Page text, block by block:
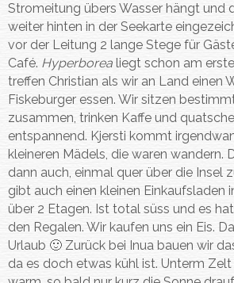
Stromeitung übers Wasser hängt und
weiter hinten in der Seekarte
vor der Leitung 2 lange Stege für
Café. Hyperborea liegt schon am
treffen Christian als wir an Land einen
Fiskeburger essen. Wir sitzen
zusammen, trinken Kaffe und
entspannend. Kjersti kommt
kleineren Mädels, die waren wandern.
dann auch, einmal quer über die Insel
gibt auch einen kleinen Einkaufsladen
über 2 Etagen. Ist total süss und es
den Regalen. Wir kaufen uns ein Eis.
Urlaub 🙂 Zurück bei Inua bauen wir
da es doch etwas kühl ist. Unterm